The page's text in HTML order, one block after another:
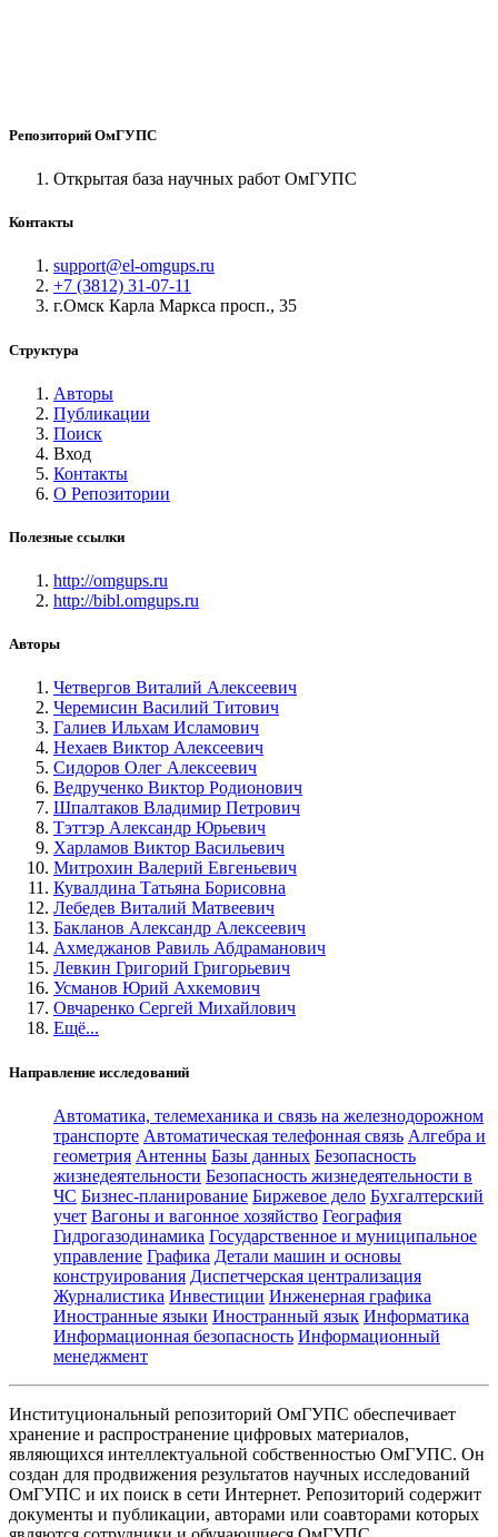
Репозиторий ОмГУПС
Открытая база научных работ ОмГУПС
Контакты
support@el-omgups.ru
+7 (3812) 31-07-11
г.Омск Карла Маркса просп., 35
Структура
Авторы
Публикации
Поиск
Вход
Контакты
О Репозитории
Полезные ссылки
http://omgups.ru
http://bibl.omgups.ru
Авторы
Четвергов Виталий Алексеевич
Черемисин Василий Титович
Галиев Ильхам Исламович
Нехаев Виктор Алексеевич
Сидоров Олег Алексеевич
Ведрученко Виктор Родионович
Шпалтаков Владимир Петрович
Тэттэр Александр Юрьевич
Харламов Виктор Васильевич
Митрохин Валерий Евгеньевич
Кувалдина Татьяна Борисовна
Лебедев Виталий Матвеевич
Бакланов Александр Алексеевич
Ахмеджанов Равиль Абдраманович
Левкин Григорий Григорьевич
Усманов Юрий Ахкемович
Овчаренко Сергей Михайлович
Ещё...
Направление исследований
Автоматика, телемеханика и связь на железнодорожном
транспорте Автоматическая телефонная связь Алгебра и
геометрия Антенны Базы данных Безопасность
жизнедеятельности Безопасность жизнедеятельности в
ЧС Бизнес-планирование Биржевое дело Бухгалтерский
учет Вагоны и вагонное хозяйство География
Гидрогазодинамика Государственное и муниципальное
управление Графика Детали машин и основы
конструирования Диспетчерская централизация
Журналистика Инвестиции Инженерная графика
Иностранные языки Иностранный язык Информатика
Информационная безопасность Информационный
менеджмент
Институциональный репозиторий ОмГУПС обеспечивает
хранение и распространение цифровых материалов,
являющихся интеллектуальной собственностью ОмГУПС. Он
создан для продвижения результатов научных исследований
ОмГУПС и их поиск в сети Интернет. Репозиторий содержит
документы и публикации, авторами или соавторами которых